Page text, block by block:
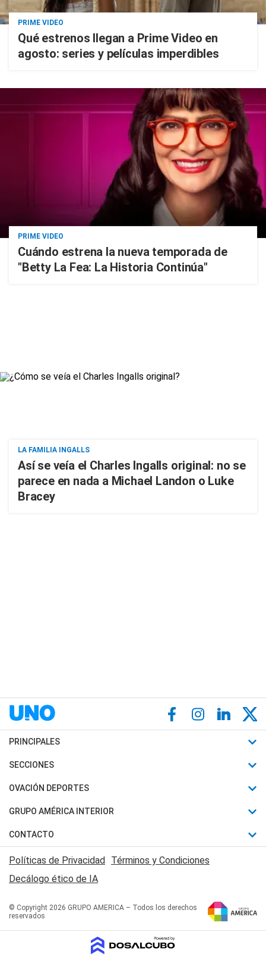
PRIME VIDEO
Qué estrenos llegan a Prime Video en
agosto: series y películas imperdibles
PRIME VIDEO
Cuándo estrena la nueva temporada de
"Betty La Fea: La Historia Continúa"
LA FAMILIA INGALLS
Así se veía el Charles Ingalls original: no se
parece en nada a Michael Landon o Luke
Bracey
PRINCIPALES
Últimas Noticias
Política
Judiciales
Economia
SECCIONES
Horóscopo
Motores
Trucos caseros
Series y Películas
Edictos y Solicitadas
OVACIÓN DEPORTES
Fútbol
Mundial
Automovilismo
Rugby
Básquet
GRUPO AMÉRICA INTERIOR
Canal 7 en Vivo
San Juan 8
CONTACTO
Acerca de Nosotros
Contactanos
Políticas de Privacidad Términos y Condiciones
Decálogo ético de IA
© Copyright 2026 GRUPO AMERICA – Todos los derechos
reservados